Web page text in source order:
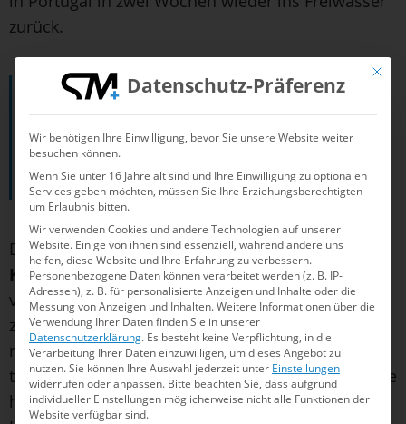
zurück.
Das ist ein sehr positives Ergebnis für mich.
mitschwimmen und die Weltelite schon ein
bisschen ärgern durfte.
Die Goldmedaille sicherte sich Olympiasieger
Kristóf Rasovszky. Der Ungar bestritt das Finale
von vorneweg und sicherte sich so bereits seine
zweite Goldmedaille bei diesen Titelkämpfen,
nachdem er zuvor auch schon über 10km
triumphiert hatte (und über 5km außerdem Bronze
holte). In seinem Sog schwamm lange Zeit sein
Mit
Datenschutz-Präferenz
Wir benötigen Ihre Einwilligung, bevor Sie unsere Website weiter
besuchen können.
Wenn Sie unter 16 Jahre alt sind und Ihre Einwilligung zu optionalen
Services geben möchten, müssen Sie Ihre Erziehungsberechtigten
um Erlaubnis bitten.
Wir verwenden Cookies und andere Technologien auf unserer
Website. Einige von ihnen sind essenziell, während andere uns
helfen, diese Website und Ihre Erfahrung zu verbessern.
Personenbezogene Daten können verarbeitet werden (z. B. IP-
Adressen), z. B. für personalisierte Anzeigen und Inhalte oder die
Messung von Anzeigen und Inhalten.Weitere Informationen über die
Verwendung Ihrer Daten finden Sie in unserer
Datenschutzerklärung. Es besteht keine Verpflichtung, in die
Verarbeitung Ihrer Daten einzuwilligen, um dieses Angebot zu
nutzen.Sie können Ihre Auswahl jederzeit unter Einstellungen
widerrufen oder anpassen. Bitte beachten Sie, dass aufgrund
individueller Einstellungen möglicherweise nicht alle Funktionen der
Website verfügbar sind.